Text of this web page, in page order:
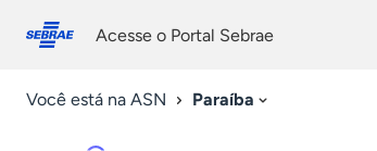
conosco
Acesse o Portal Sebrae
Você está na ASN Paraíba